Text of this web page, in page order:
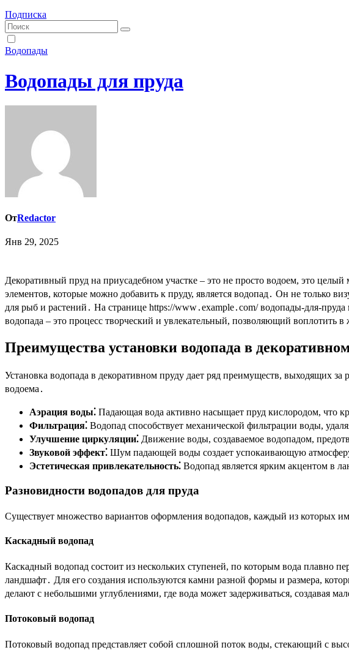
Подписка
Водопады
Водопады для пруда
ОтRedactor
Янв 29, 2025
Декоративный пруд на приусадебном участке – это не просто водоем, это целый микромир, способный преобразить ландшафт и принести умиротворение․ Одним из самых эффектных
элементов, которые можно добавить к пруду, является водопад․ Он не только
для рыб и растений․ На странице https://www․example․com/ водопады-для-
водопада – это процесс творческий и увлекательный, позволяющий воплотить в
Преимущества установки водопада в
Установка водопада в декоративном пруду дает ряд преимуществ, выходящих
водоема․
Аэрация воды⁚ Падающая вода активно насыщает пруд кислородом, что
Фильтрация⁚ Водопад способствует механической фильтрации воды,
Улучшение циркуляции⁚ Движение воды, создаваемое водопадом,
Звуковой эффект⁚ Шум падающей воды создает успокаивающую
Эстетическая привлекательность⁚ Водопад является ярким акцентом в
Разновидности водопадов для пруда
Существует множество вариантов оформления водопадов, каждый из которых
Каскадный водопад
Каскадный водопад состоит из нескольких ступеней, по которым вода плавно
ландшафт․ Для его создания используются камни разной формы и размера,
делают с небольшими углублениями, где вода может задерживаться, создавая
Потоковый водопад
Потоковый водопад представляет собой сплошной поток воды, стекающий с